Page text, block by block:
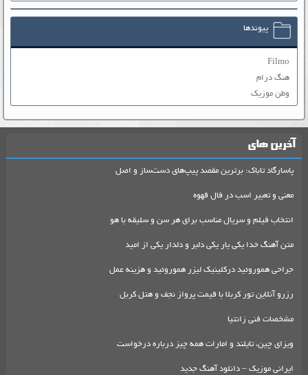
پیوندها
Filmo
هنگ درام
وطن موزیک
آخرین های
پاسارگاد تاباک: برترین مقصد پیپ‌های دست‌ساز و اصل
معنی و تعبیر اسب در فال قهوه
انتخاب فیلم و سریال مناسب برای هر سن و سلیقه با هو
متن آهنگ خدا یکی یار یکی دلبر و دلدار یکی از امید
جراحی هموروئید درکلینیک لیزر هموروئید و هزینه عمل
رزرو آنلاین تور کربلا با قیمت پرواز نجف و هتل کربل
مشخصات فنی زانتیا
ویزای چین، تایلند و امارات همه چیز درباره درخواست
ایرانی موزیک – دانلود آهنگ جدید